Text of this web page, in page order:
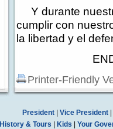
Y durante
cumplir con
la libertad y el
END
Printer-Friendly
President| Vice President|
History & Tours
Kids Your